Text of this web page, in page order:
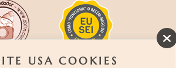
USA COOKIES